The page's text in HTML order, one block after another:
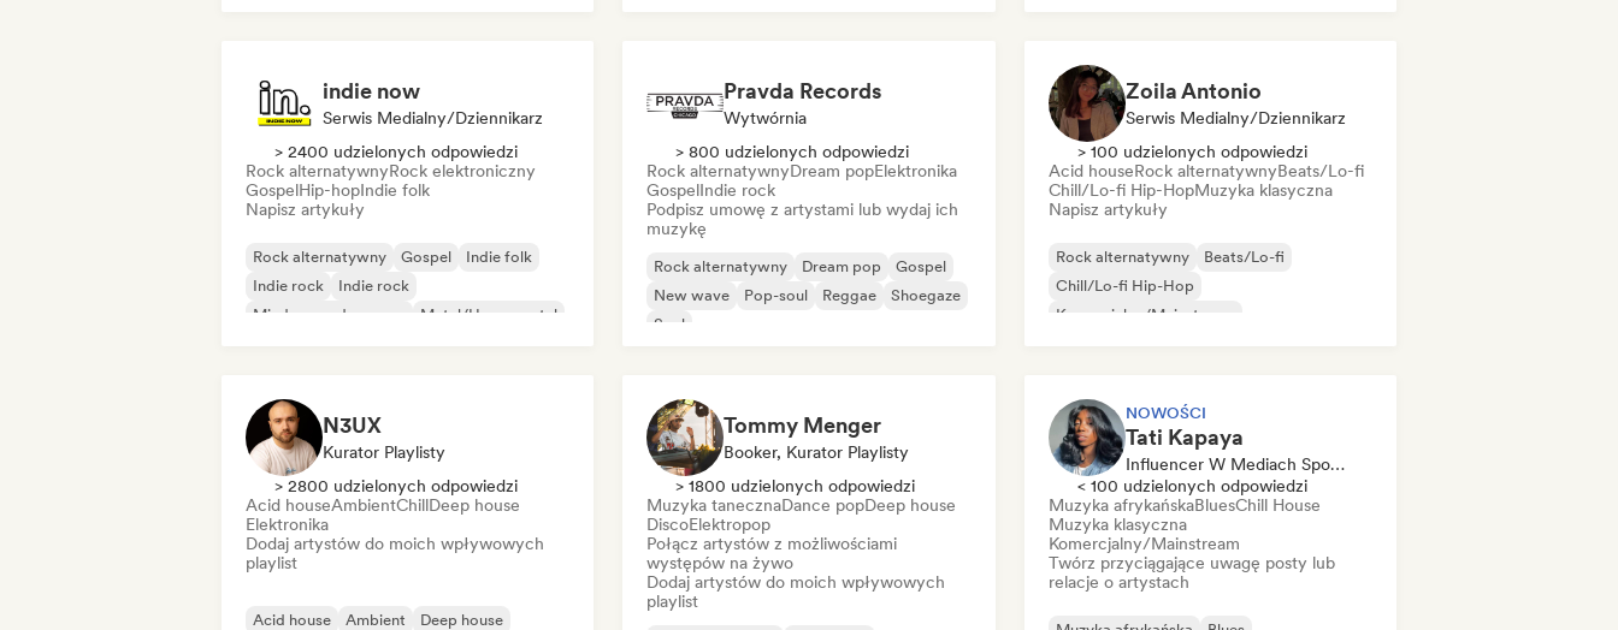
indie now
Serwis Medialny/Dziennikarz
> 2400 udzielonych odpowiedzi
Rock alternatywnyRock elektroniczny
GospelHip-hopIndie folk
Napisz artykuły
Rock alternatywny Gospel
Indie folk
Indie rock
Indie rock
Międzynarodowy rap
Metal/Heavy metal
Pravda Records
Wytwórnia
> 800 udzielonych odpowiedzi
Rock alternatywnyDream popElektronika
GospelIndie rock
Podpisz umowę z artystami lub wydaj ich
muzykę
Rock alternatywny Dream pop
Gospel
New wave
Pop-soul Reggae
Shoegaze
Soul
Zoila Antonio
Serwis Medialny/Dziennikarz
> 100 udzielonych odpowiedzi
Acid houseRock alternatywnyBeats/Lo-fi
Chill/Lo-fi Hip-HopMuzyka klasyczna
Napisz artykuły
Rock alternatywny
Beats/Lo-fi
Chill/Lo-fi Hip-Hop
Komercjalny/Mainstream
N3UX
Kurator Playlisty
> 2800 udzielonych odpowiedzi
Acid houseAmbientChillDeep house
Elektronika
Dodaj artystów do moich wpływowych
playlist
Acid house Ambient Deep house
Tommy Menger
Booker, Kurator Playlisty
> 1800 udzielonych odpowiedzi
Muzyka tanecznaDance popDeep house
DiscoElektropop
Połącz artystów z możliwościami
występów na żywo
Dodaj artystów do moich wpływowych
playlist
NOWOŚCI
Tati Kapaya
Influencer W Mediach Społecznościowych
< 100 udzielonych odpowiedzi
Muzyka afrykańskaBluesChill House
Muzyka klasyczna
Komercjalny/Mainstream
Twórz przyciągające uwagę posty lub
relacje o artystach